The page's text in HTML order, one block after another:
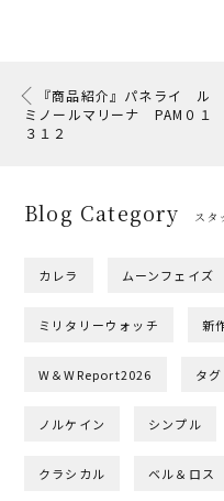
『商品紹介』パネライ ル
ミノールマリーナ PAM０１
３１２
Blog Category スタ
カレラ ムーンフェイズ
ミリタリーウォッチ 新
W＆WReport2026 タ
ノルケイン シンプル
クラシカル ベル＆ロス